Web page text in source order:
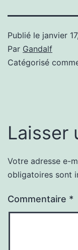
Publié le janvier
Par Gandalf
Catégorisé
Laisser
Votre adresse e-
obligatoires sont
Commentaire *